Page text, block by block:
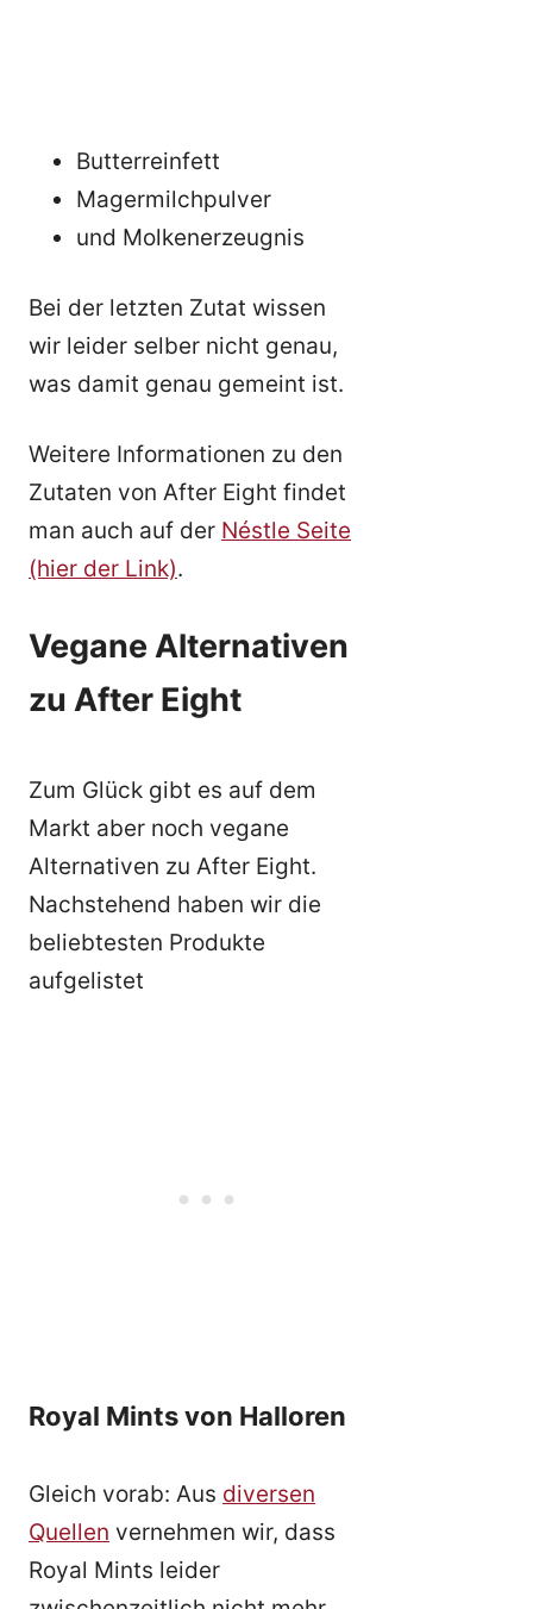
Butterreinfett
Magermilchpulver
und Molkenerzeugnis
Bei der letzten Zutat wissen
wir leider selber nicht genau,
was damit genau gemeint ist.
Weitere Informationen zu den
Zutaten von After Eight findet
man auch auf der Néstle Seite
(hier der Link).
Vegane Alternativen
zu After Eight
Zum Glück gibt es auf dem
Markt aber noch vegane
Alternativen zu After Eight.
Nachstehend haben wir die
beliebtesten Produkte
aufgelistet
Royal Mints von Halloren
Gleich vorab: Aus diversen
Quellen vernehmen wir, dass
Royal Mints leider